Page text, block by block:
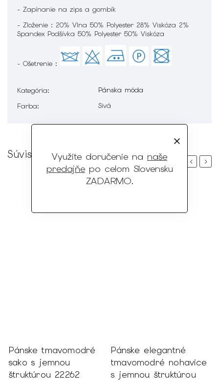
Využite doručenie na naše
predajňepo celom Slovensku
ZADARMO.
- Zapínanie na zips a gombík
- Zloženie : 20% Vlna 50% Polyester 28% Viskóza 2%
Spandex Podšívka 50% Polyester 50% Viskóza
- Ošetrenie :
Kategória:
Pánska móda
Farba: Sivá
Súvisiaci tovar
Previous
Pánske tmavomodré
sako s jemnou
štruktúrou 22262
Pánske elegantné
tmavomodré nohavice
s jemnou štruktúrou
Next